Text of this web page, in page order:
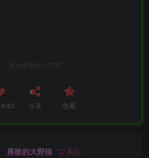
喜欢就支持一下吧
4083 分享 收藏
勇敢的大野狼 关注